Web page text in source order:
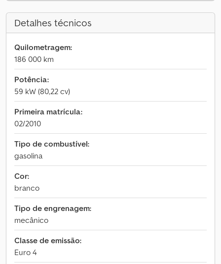
Detalhes técnicos
Quilometragem:
186 000 km
Potência:
59 kW (80,22 cv)
Primeira matrícula:
02/2010
Tipo de combustível:
gasolina
Cor:
branco
Tipo de engrenagem:
mecânico
Classe de emissão:
Euro 4